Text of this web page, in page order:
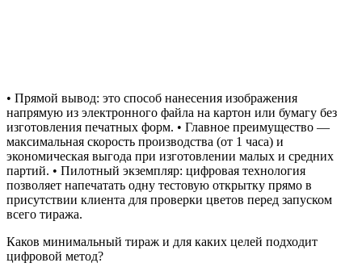
• Прямой вывод: это способ нанесения изображения
напрямую из электронного файла на картон или бумагу без
изготовления печатных форм. • Главное преимущество —
максимальная скорость производства (от 1 часа) и
экономическая выгода при изготовлении малых и средних
партий. • Пилотный экземпляр: цифровая технология
позволяет напечатать одну тестовую открытку прямо в
присутствии клиента для проверки цветов перед запуском
всего тиража.
Каков минимальный тираж и для каких целей подходит
цифровой метод?